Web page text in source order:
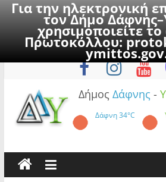
Για την ηλεκτρονική
τον Δήμο
χρησιμοποιείτε
Πρωτοκόλλου:
to
Πέμπτη, 6
Δήμος Δάφνης -
Δάφνη34°C